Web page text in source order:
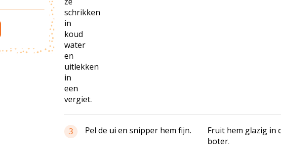
schrikken
in
koud
water
en
uitlekken
in
een
vergiet.
3 Pel de ui en snipper hem fijn.
Fruit hem glazig in
boter.